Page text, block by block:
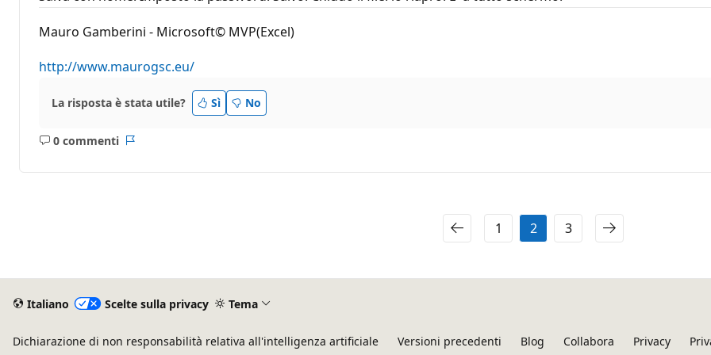
Mauro Gamberini - Microsoft© MVP(Excel)
http://www.maurogsc.eu/
La risposta è stata utile? Sì No
0 commenti
Nessun
1 2 3
Italiano Scelte sulla privacy Tema
Dichiarazione di non responsabilità relativa all'intelligenza artificiale Versioni precedenti Blog Collabora Privacy